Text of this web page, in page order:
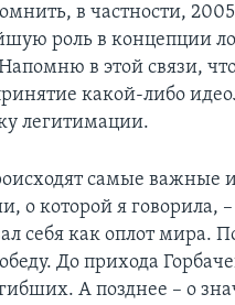
в частности,
роль в концепции
в этой связи,
какой-либо
легитимации.
самые
о которой я говорила,
себя как оплот мира.
До прихода
А позднее – о